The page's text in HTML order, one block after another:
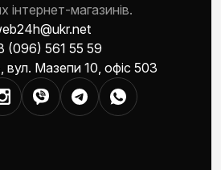
інтернет-магазинів.
(096) 561 55 59
вул. Мазепи 10, офіс 503